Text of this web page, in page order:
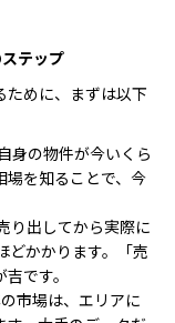
テップ
ために、まずは以下
身の物件が今いくら
場を知ることで、今
り出してから実際に
どかかります。「売
です。
市場は、エリアに